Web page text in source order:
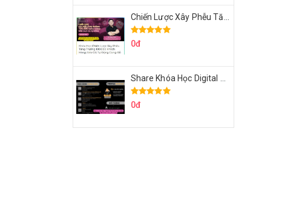
0đ
0đ